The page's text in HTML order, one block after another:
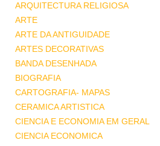
ARQUITECTURA RELIGIOSA
ARTE
ARTE DA ANTIGUIDADE
ARTES DECORATIVAS
BANDA DESENHADA
BIOGRAFIA
CARTOGRAFIA- MAPAS
CERAMICA ARTISTICA
CIENCIA E ECONOMIA EM GERAL
CIENCIA ECONOMICA